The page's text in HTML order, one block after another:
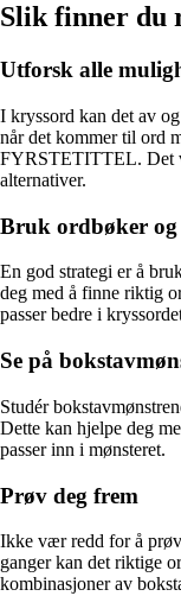
Slik finner du
Utforsk alle
I kryssord kan det av
når det kommer til ord
FYRSTETITTEL. Det
alternativer.
Bruk ordbøker
En god strategi er å
deg med å finne riktig
passer bedre i
Se på
Studér
Dette kan hjelpe deg
passer inn i mønsteret.
Prøv deg frem
Ikke vær redd for å
ganger kan det riktige
kombinasjoner av